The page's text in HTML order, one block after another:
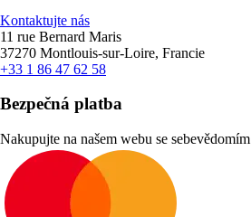
Kontaktujte nás
11 rue Bernard Maris
37270 Montlouis-sur-Loire, Francie
+33 1 86 47 62 58
Bezpečná platba
Nakupujte na našem webu se sebevědomím